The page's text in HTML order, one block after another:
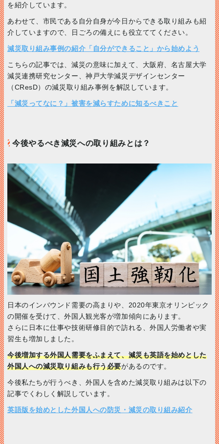
を紹介しています。
あわせて、市民である自分自身が今日からできる取り組みも紹
介していますので、日ごろの備えにも役立ててください。
減災取り組み事例の紹介「自分ができること」から始めよう
こちらの記事では、減災の意味に加えて、大阪府、名古屋大学
減災連携研究センター、神戸大学減災デザインセンター
（CResD）の減災取り組み事例を解説しています。
「減災ってなに？」被害を減らすために知るべきこと
今後やるべき減災への取り組みとは？
日本のインバウンド需要の高まりや、2020年東京オリンピック
の開催を受けて、外国人観光客が増加傾向にあります。
さらに日本に仕事や技術研修目的で訪れる、外国人労働者や実
習生も増加しました。
今後増加する外国人需要をふまえて、減災も英語を始めとした
外国人への減災取り組みも行う必要があるのです。
今後私たちが行うべき、外国人を含めた減災取り組みは以下の
記事でくわしく解説しています。
英語版を始めとした外国人への防災・減災の取り組み紹介